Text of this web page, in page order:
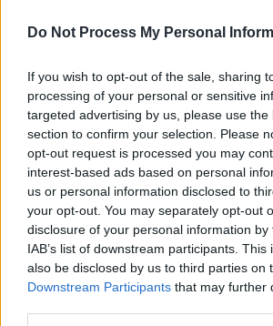
Do Not Process My Personal
If you wish to opt-out of the sale, sharing
processing of your personal or sensitive
targeted advertising by us, please use the
section to confirm your selection. Please
opt-out request is processed you may
interest-based ads based on personal
us or personal information disclosed to
your opt-out. You may separately opt-out
disclosure of your personal information
IAB’s list of downstream participants.
also be disclosed by us to third parties on
Downstream Participants that may further
, προτιμούν να
εβδομάδα ακόμη για να
γιατί θεωρούν ότι μέχρι τώρα
αρκετές δραστηριότητες και
αποφύγουν το ενδεχόμενο να
επιδημιολογική εικόνα της
θέλουν να αποφύγουν το
διασποράς του κορονοϊού.
Και η κυβέρνηση, πάντως, έχει
ότιπροηγούνται τα σχολεία
μετακίνηση εκτός νομού, το
χιονοδρομικών κέντρων, την